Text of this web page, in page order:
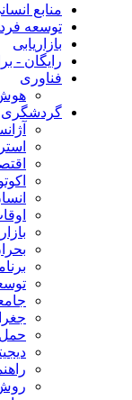
منابع
توسعه
بازاریابی
رایگان -
فناوری
گردشگری